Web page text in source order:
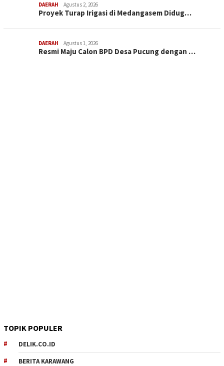
DAERAH Agustus 2, 2026
Proyek Turap Irigasi di Medangasem Didug…
DAERAH Agustus 1, 2026
Resmi Maju Calon BPD Desa Pucung dengan …
TOPIK POPULER
DELIK.CO.ID
BERITA KARAWANG